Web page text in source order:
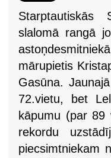
Starptautiskās
slalomā rangā
mārupietis
Gasūna.
72.vietu, bet
kāpumu (par 89
rekordu
piecsimtniekam